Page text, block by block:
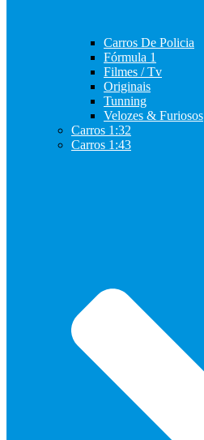
Carros De Policia
Fórmula 1
Filmes / Tv
Originais
Tunning
Velozes & Furiosos
Carros 1:32
Carros 1:43